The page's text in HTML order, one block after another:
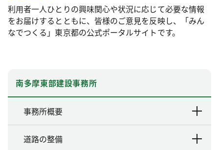
利用者一人ひとりの興味関心や状況に応じて必要な情報
をお届けするとともに、皆様のご意見を反映し、「みん
なでつくる」東京都の公式ポータルサイトです。
南多摩東部建設事務所
事務所概要
道路の整備